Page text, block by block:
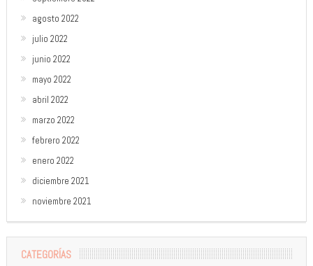
agosto 2022
julio 2022
junio 2022
mayo 2022
abril 2022
marzo 2022
febrero 2022
enero 2022
diciembre 2021
noviembre 2021
CATEGORÍAS